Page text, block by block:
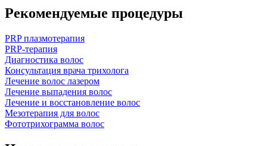
Рекомендуемые процедуры
PRP плазмотерапия
PRP-терапия
Диагностика волос
Консультация врача трихолога
Лечение волос лазером
Лечение выпадения волос
Лечение и восстановление волос
Мезотерапия для волос
Фототрихограмма волос